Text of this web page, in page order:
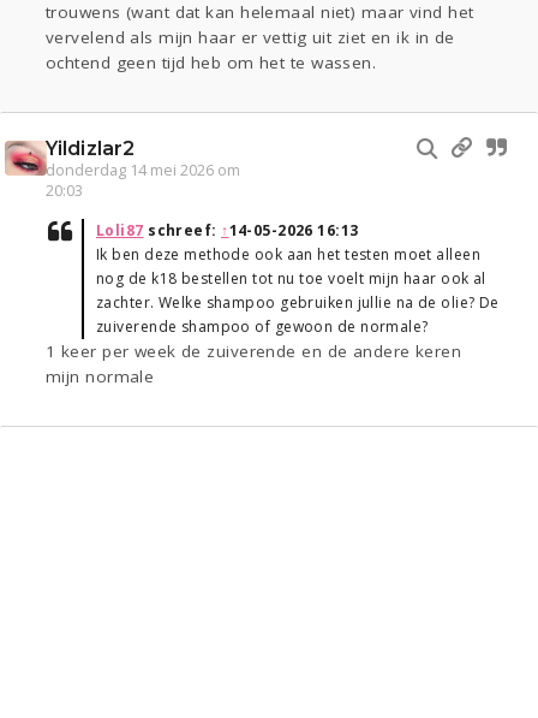
trouwens (want dat kan helemaal niet) maar vind het
vervelend als mijn haar er vettig uit ziet en ik in de
ochtend geen tijd heb om het te wassen.
Yildizlar2
donderdag 14 mei 2026 om
20:03
Loli87 schreef: ↑14-05-2026 16:13
Ik ben deze methode ook aan het testen moet alleen
nog de k18 bestellen tot nu toe voelt mijn haar ook al
zachter. Welke shampoo gebruiken jullie na de olie? De
zuiverende shampoo of gewoon de normale?
1 keer per week de zuiverende en de andere keren
mijn normale